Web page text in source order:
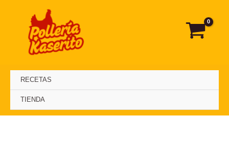
contenido
RECETAS
TIENDA